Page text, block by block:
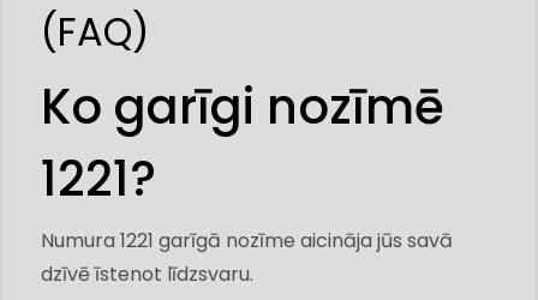
(FAQ)
Ko garīgi nozīmē
1221?
Numura 1221 garīgā nozīme aicināja jūs savā
dzīvē īstenot līdzsvaru.